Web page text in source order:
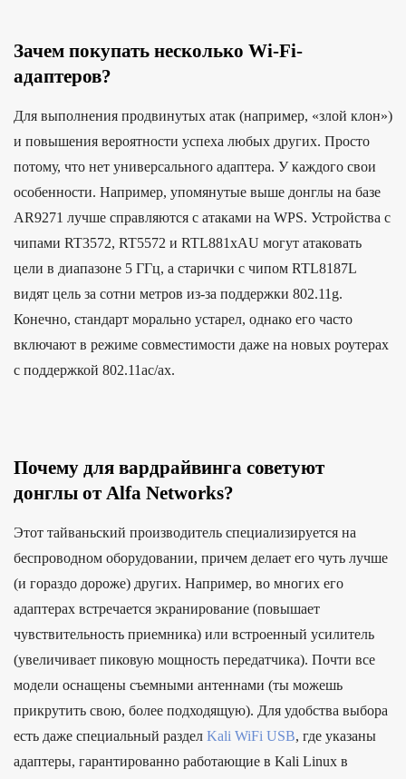
Зачем покупать несколько Wi-Fi-
адаптеров?
Для выполнения продвинутых атак (например, «злой клон»)
и повышения вероятности успеха любых других. Просто
потому, что нет универсального адаптера. У каждого свои
особенности. Например, упомянутые выше донглы на базе
AR9271 лучше справляются с атаками на WPS. Устройства с
чипами RT3572, RT5572 и RTL881xAU могут атаковать
цели в диапазоне 5 ГГц, а старички с чипом RTL8187L
видят цель за сотни метров из-за поддержки 802.11g.
Конечно, стандарт морально устарел, однако его часто
включают в режиме совместимости даже на новых роутерах
с поддержкой 802.11ac/ax.
Почему для вардрайвинга советуют
донглы от Alfa Networks?
Этот тайваньский производитель специализируется на
беспроводном оборудовании, причем делает его чуть лучше
(и гораздо дороже) других. Например, во многих его
адаптерах встречается экранирование (повышает
чувствительность приемника) или встроенный усилитель
(увеличивает пиковую мощность передатчика). Почти все
модели оснащены съемными антеннами (ты можешь
прикрутить свою, более подходящую). Для удобства выбора
есть даже специальный раздел Kali WiFi USB, где указаны
адаптеры, гарантированно работающие в Kali Linux в